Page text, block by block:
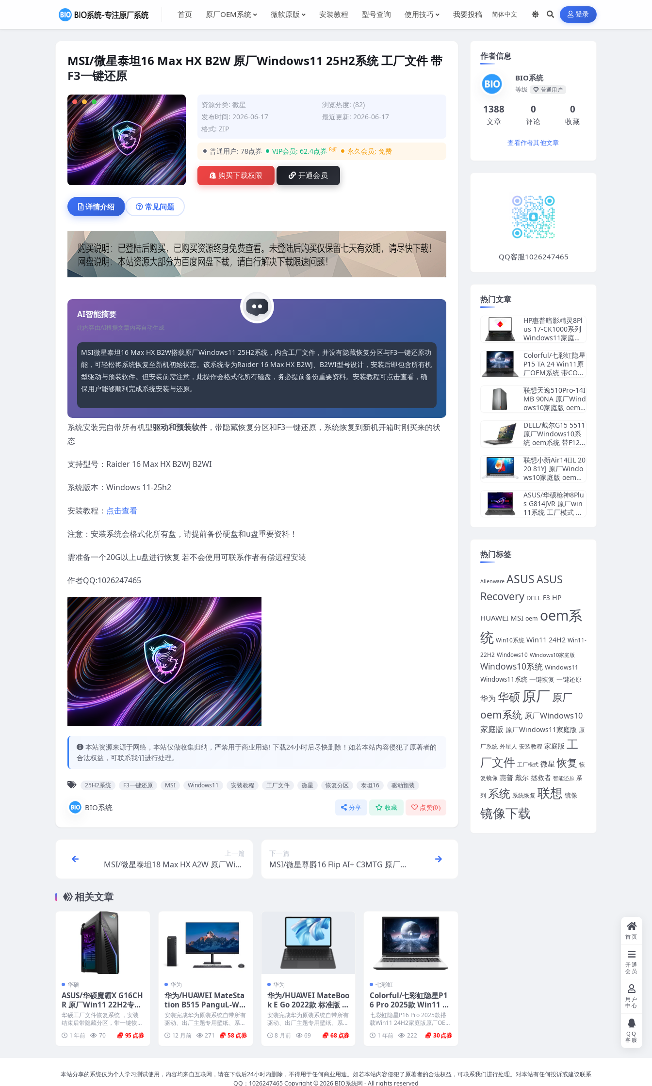
首页 原厂OEM系统 微软原版 安装教程 型号查询 使用技巧 我要投稿 登录
MSI/微星泰坦16 Max HX B2W 原厂Windows11 25H2系统 工厂文件 带
F3一键还原
资源分类:微星
浏览热度: (82)
发布时间: 2026-06-17
最近更新: 2026-06-17
格式: ZIP
普通用户:78点券 VIP会员:62.4点券 8折 永久会员:免费
购买下载权限 开通会员
详情介绍 常见问题
AI智能摘要
此内容由AI根据文章内容自动生成
MSI微星泰坦16 Max HX B2W搭载原厂Windows11 25H2系统，内含工厂文件，并设有隐藏恢复分区与F3一键还原功
能，可轻松将系统恢复至新机初始状态。该系统专为Raider 16 Max HX B2WJ、B2WI型号设计，安装后即包含所有机
型驱动与预装软件。但安装前需注意，此操作会格式化所有磁盘，务必提前备份重要资料。安装教程可点击查看，确
保用户能够顺利完成系统安装与还原。
系统安装完自带所有机型驱动和预装软件 ，带隐藏恢复分区和F3一键还原，系统恢复到新机开箱时刚买来的状
态
支持型号：Raider 16 Max HX B2WJ B2WI
系统版本：Windows 11-25h2
安装教程： 点击查看
注意：安装系统会格式化所有盘，请提前备份硬盘和u盘重要资料！
需准备一个20G以上u盘进行恢复 若不会使用可联系作者有偿远程安装
作者QQ:1026247465
本站资源来源于网络，本站仅做收集归纳，严禁用于商业用途! 下载24小时后尽快删除！如若本站内容侵犯了原著者的
合法权益，可联系我们进行处理。
25H2系统 F3一键还原 MSI Windows11 安装教程 工厂文件 微星 恢复分区 泰坦16 驱动预装
BIO系统 分享 收藏 点赞(0)
上一篇
MSI/微星泰坦18 Max HX A2W 原厂Wind
下一篇
MSI/微星尊爵16 Flip AI+ C3MTG 原厂Wi
相关文章
华硕
ASUS/华硕魔霸X G16CH
R 原厂Win11 22H2专业
工作站版系统 工厂文件
带ASUS Recovery恢复
华硕工厂文件恢复系统 ，安装
结束后带隐藏分区，带一键恢
复，以及机器所有的驱动和软...
1 年前 70 95
华为
华为/HUAWEI MateSta
tion B515 PanguL-WE
H9B 原厂Win10-20H2
系统 工厂文件 带F10智能
还原
安装完成华为原装系统自带所有
驱动、出厂主题专用壁纸、系统
属性联机支持标志、Off...
12 月前 271 58
华为
华为/HUAWEI MateBoo
k E Go 2022款 标准版 L
TE版 GK-G56 GK-G58
原厂Win11 22H2系统
工厂文件 带F10智能还原
安装完成华为原装系统自带所有
驱动、出厂主题专用壁纸、系统
属性联机支持标志、Off...
8 月前 69 68
七彩虹
Colorful/七彩虹隐星P1
6 Pro 2025款 Win11 24
H2家庭版原厂OEM系统
带COLORFUL一键还原
七彩虹隐星P16 Pro 2025款搭
载Win11 24H2家庭版原厂OEM
1 年前 222 30
作者信息
BIO系统
等级 普通用户
1388
文章
0
评论
0
收藏
查看作者其他文章
QQ客服1026247465
热门文章
HP惠普暗影精灵8Pl
us 17-CK1000系列
Windows11家庭中
Colorful/七彩虹隐星
P15 TA 24 Win11原
厂OEM系统 带COL
联想天逸510Pro-14I
MB 90NA 原厂Wind
ows10家庭版 oem
DELL/戴尔G15 5511
原厂Windows10系
统 oem系统 带F12 S
covery恢复
联想小新Air14IIL 20
20 81YJ 原厂Windo
ws10家庭版 oem系
ASUS/华硕枪神8Plu
s G814JVR 原厂win
11系统 工厂模式 带
热门标签
Alienware ASUSASUS
Recovery DELL F3 HP
HUAWEI MSI oem oem系
统 Win10系统 Win11 24H2 Win11-
22H2 Windows10 Windows10家庭版
Windows10系统 Windows11
Windows11系统 一键恢复 一键还原
华为 华硕 原厂 原厂
oem系统 原厂Windows10
家庭版 原厂Windows11家庭版 原
厂系统 外星人 安装教程 家庭版 工
厂文件 工厂模式 微星 恢复 恢
复镜像 惠普 戴尔 拯救者 智能还原 系
列 系统 系统恢复 联想 镜像
镜像下载
本站分享的系统仅为个人学习测试使用，内容均来自互联网，请在下载后24小时内删除，不得用于任何商业用途。如若本站内容侵犯了原著者的合法权益，可联系我们进行处理。对本站有任何投诉或建议联系
QQ：1026247465 Copyright © 2026 BIO系统网 - All rights reserved
首页
开通
会员
用户
中心
QQ
客服